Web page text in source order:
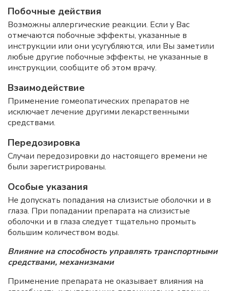
Побочные действия
Возможны аллергические реакции. Если у Вас
отмечаются побочные эффекты, указанные в
инструкции или они усугубляются, или Вы заметили
любые другие побочные эффекты, не указанные в
инструкции, сообщите об этом врачу.
Взаимодействие
Применение гомеопатических препаратов не
исключает лечение другими лекарственными
средствами.
Передозировка
Случаи передозировки до настоящего времени не
были зарегистрированы.
Особые указания
Не допускать попадания на слизистые оболочки и в
глаза. При попадании препарата на слизистые
оболочки и в глаза следует тщательно промыть
большим количеством воды.
Влияние на способность управлять транспортными
средствами, механизмами
Применение препарата не оказывает влияния на